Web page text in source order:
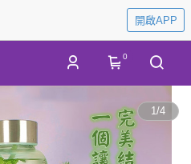
開啟APP
0
1/4